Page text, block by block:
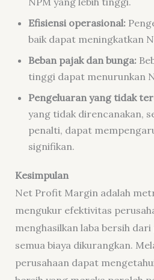
Efisiensi operasional:
baik dapat meningkatkan
Beban pajak dan bunga:
tinggi dapat menurunkan
Pengeluaran yang tidak
yang tidak direncanakan,
penalti, dapat
signifikan.
Kesimpulan
Net Profit Margin adalah
mengukur efektivitas
menghasilkan laba bersih
semua biaya dikurangkan.
perusahaan dapat